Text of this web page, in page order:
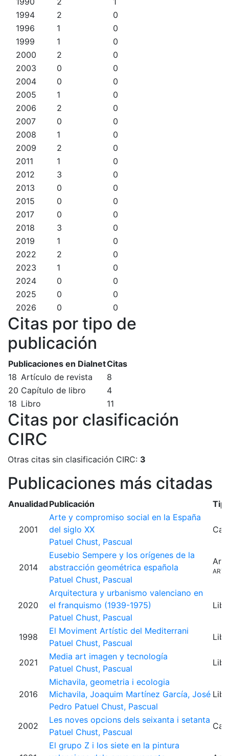
1994
2
0
1996
1
0
1999
1
0
2000
2
0
2003
0
0
2004
0
0
2005
1
0
2006
2
0
2007
0
0
2008
1
0
2009
2
0
2011
1
0
2012
3
0
2013
0
0
2015
0
0
2017
0
0
2018
3
0
2019
1
0
2022
2
0
2023
1
0
2024
0
0
2025
0
0
2026
0 0
Citas por tipo de
publicación
Publicaciones en DialnetCitas
18 Artículo de revista
8
20 Capítulo de libro
4
18 Libro 11
Citas por clasificación
CIRC
Otras citas sin clasificación CIRC: 3
Publicaciones más citadas
AnualidadPublicación
2001
Arte y compromiso social en la España
del siglo XX
Patuel Chust, Pascual
2014
Eusebio Sempere y los orígenes de la
abstracción geométrica española
Patuel Chust, Pascual
2020
Arquitectura y urbanismo valenciano en
el franquismo (1939-1975)
Patuel Chust, Pascual
1998
El Moviment Artístic del Mediterrani
Patuel Chust, Pascual
2021
Media art imagen y tecnología
Patuel Chust, Pascual
2016
Michavila, geometria i ecologia
Michavila, Joaquim Martínez García, José
Pedro Patuel Chust, Pascual
2002
Les noves opcions dels seixanta i setanta
Patuel Chust, Pascual
El grupo Z i los siete en la pintura